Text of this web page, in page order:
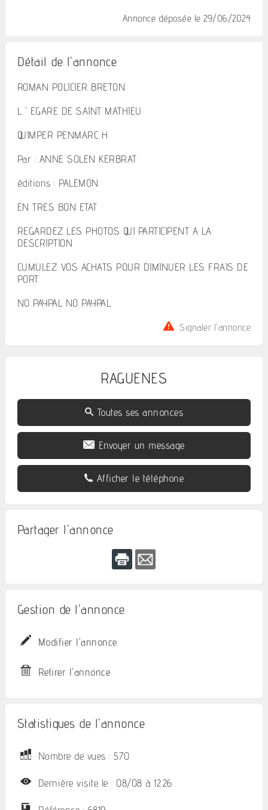
Annonce déposée le 29/06/2024
Détail de l'annonce
ROMAN POLICIER BRETON
L ' EGARE DE SAINT MATHIEU
QUIMPER PENMARC H
Par : ANNE SOLEN KERBRAT
éditions : PALEMON
EN TRES BON ETAT
REGARDEZ LES PHOTOS QUI PARTICIPENT A LA
DESCRIPTION
CUMULEZ VOS ACHATS POUR DIMINUER LES FRAIS DE
PORT
NO PAYPAL NO PAYPAL
Signaler l'annonce
RAGUENES
Toutes ses annonces
Envoyer un message
Afficher le téléphone
Partager l'annonce
Gestion de l'annonce
Modifier l'annonce
Retirer l'annonce
Statistiques de l'annonce
Nombre de vues : 570
Dernière visite le : 08/08 à 12:26